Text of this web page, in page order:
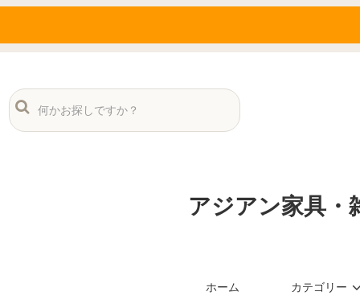
アジアン家具・
ホーム カテゴリー